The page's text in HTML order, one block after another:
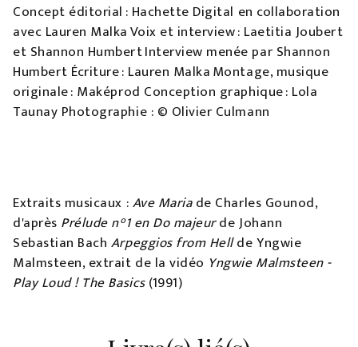
Concept éditorial : Hachette Digital en collaboration
avec Lauren Malka Voix et interview : Laetitia Joubert
et Shannon Humbert Interview menée par Shannon
Humbert Écriture : Lauren Malka Montage, musique
originale : Maképrod Conception graphique : Lola
Taunay Photographie : © Olivier Culmann
Extraits musicaux :Ave Mariade Charles Gounod,
d'après Prélude n°1 en Do majeurde Johann
Sebastian Bach Arpeggios from Hellde Yngwie
Malmsteen, extrait de la vidéo Yngwie Malmsteen -
Play Loud ! The Basics(1991)